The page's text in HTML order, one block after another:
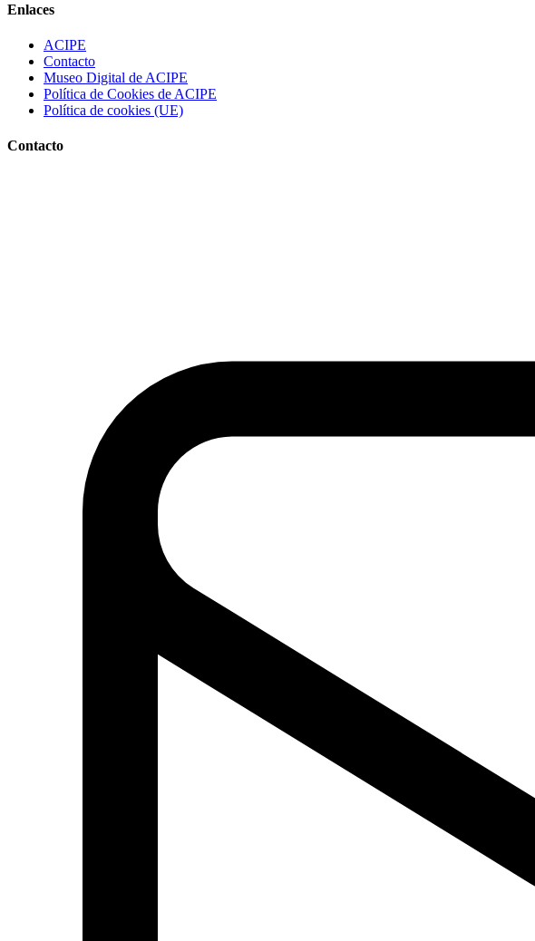
Enlaces
ACIPE
Contacto
Museo Digital de ACIPE
Política de Cookies de ACIPE
Política de cookies (UE)
Contacto